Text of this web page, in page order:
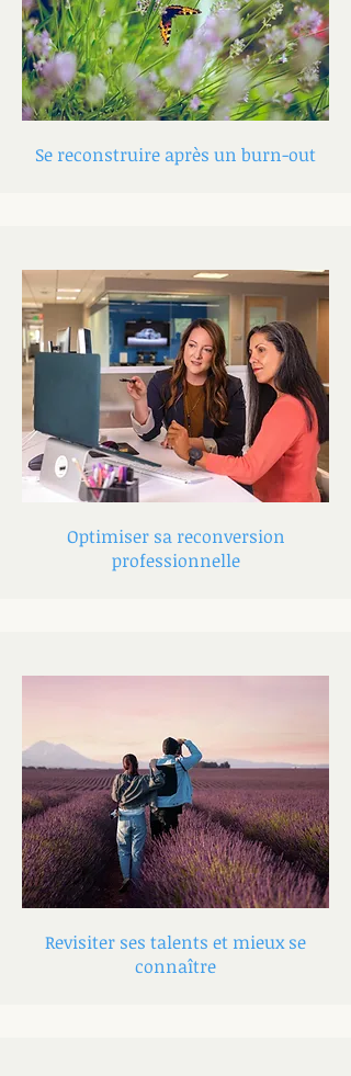
Se reconstruire après un burn-out
Optimiser sa reconversion
professionnelle
Revisiter ses talents et mieux se
connaître